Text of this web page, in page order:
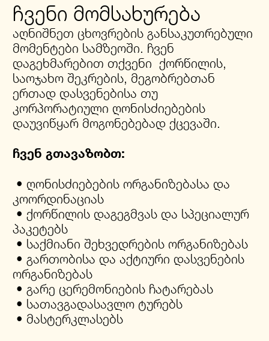
Ethno Boutique Hotels
ჩვენი მომსახურება
აღნიშნეთ ცხოვრების განსაკუთრებული
მომენტები სამზეოში. ჩვენ
დაგეხმარებით თქვენი ქორწილის,
საოჯახო შეკრების, მეგობრებთან
ერთად დასვენებისა თუ
კორპორატიული ღონისძიებების
დაუვიწყარ მოგონებებად ქცევაში.
ჩვენ გთავაზობთ:
• ღონისძიებების ორგანიზებასა და
კოორდინაციას
• ქორწილის დაგეგმვას და სპეციალურ
პაკეტებს
• საქმიანი შეხვედრების ორგანიზებას
• გართობისა და აქტიური დასვენების
ორგანიზებას
• გარე ცერემონიების ჩატარებას
• სათავგადასავლო ტურებს
• მასტერკლასებს